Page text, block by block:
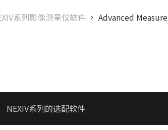
系列影像测量仪软件 Advanced Measure
NEXIV系列的选配软件